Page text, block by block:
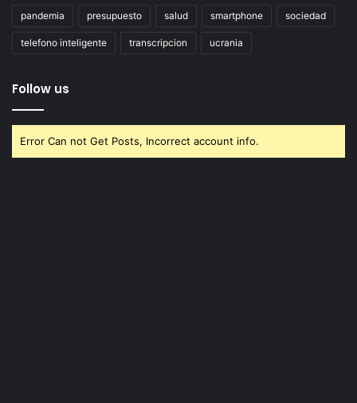
pandemia presupuesto salud smartphone sociedad
telefono inteligente transcripcion ucrania
Follow us
Error Can not Get Posts, Incorrect account info.